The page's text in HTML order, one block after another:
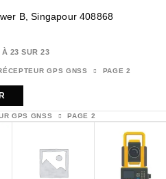
B, Singapour 408868
23 SUR 23
GPS GNSS PAGE 2
GPS GNSS PAGE 2